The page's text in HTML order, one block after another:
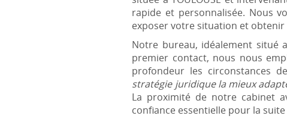
rapide et personnalisée. Nous
exposer votre situation et
Notre bureau, idéalement situé
premier contact, nous nous
profondeur les circonstances
stratégie juridique la mieux
La proximité de notre cabinet
confiance essentielle pour la